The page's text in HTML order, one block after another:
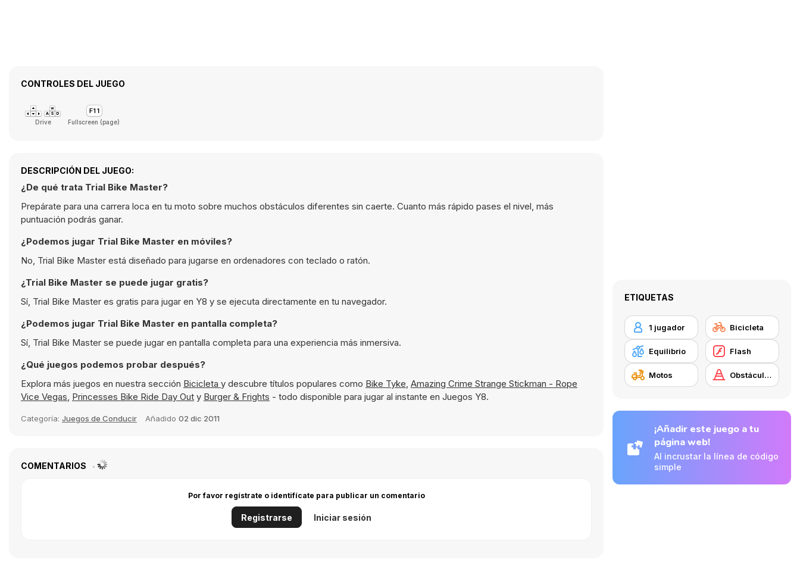
CONTROLES DEL JUEGO
Drive Fullscreen (page)
DESCRIPCIÓN DEL JUEGO:
¿De qué trata Trial Bike Master?
Prepárate para una carrera loca en tu moto sobre muchos obstáculos diferentes sin caerte. Cuanto más rápido pases el nivel, más
puntuación podrás ganar.
¿Podemos jugar Trial Bike Master en móviles?
No, Trial Bike Master está diseñado para jugarse en ordenadores con teclado o ratón.
¿Trial Bike Master se puede jugar gratis?
Sí, Trial Bike Master es gratis para jugar en Y8 y se ejecuta directamente en tu navegador.
¿Podemos jugar Trial Bike Master en pantalla completa?
Sí, Trial Bike Master se puede jugar en pantalla completa para una experiencia más inmersiva.
¿Qué juegos podemos probar después?
Explora más juegos en nuestra sección Bicicleta y descubre títulos populares como Bike Tyke, Amazing Crime Strange Stickman - Rope
Vice Vegas, Princesses Bike Ride Day Out y Burger & Frights - todo disponible para jugar al instante en Juegos Y8.
Categoría: Juegos de Conducir Añadido 02 dic 2011
COMENTARIOS
Por favor regístrate o identifícate para publicar un comentario
Registrarse Iniciar sesión
ETIQUETAS
1 jugador Bicicleta
Equilibrio Flash
Motos Obstáculos
¡Añadir este juego a tu
página web!
Al incrustar la línea de código
simple